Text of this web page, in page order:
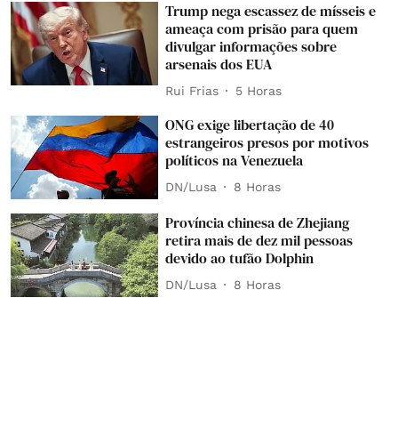
Trump nega escassez de mísseis e
ameaça com prisão para quem
divulgar informações sobre
arsenais dos EUA
Rui Frias 5 Horas
ONG exige libertação de 40
estrangeiros presos por motivos
políticos na Venezuela
DN/Lusa 8 Horas
Província chinesa de Zhejiang
retira mais de dez mil pessoas
devido ao tufão Dolphin
DN/Lusa 8 Horas